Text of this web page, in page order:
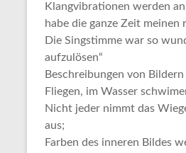
Klangvibrationen werden
habe die ganze Zeit
Die Singstimme war so
aufzulösen“
Beschreibungen von
Fliegen, im Wasser
Nicht jeder nimmt das
aus;
Farben des inneren Bildes